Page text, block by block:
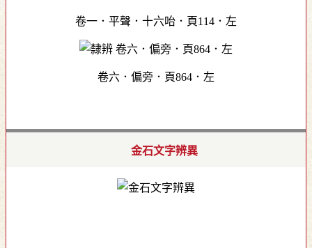
卷一．平聲．十六咍．頁114．左
卷六．偏旁．頁864．左
金石文字辨異